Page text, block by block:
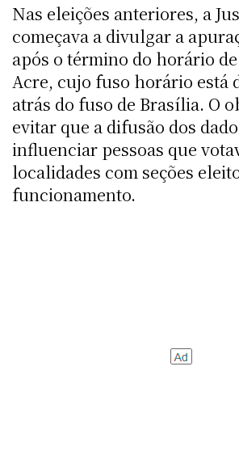
Nas eleições anteriores, a
começava a divulgar a
após o término do horário
Acre, cujo fuso horário está
atrás do fuso de Brasília. O
evitar que a difusão dos
influenciar pessoas que
localidades com seções
funcionamento.